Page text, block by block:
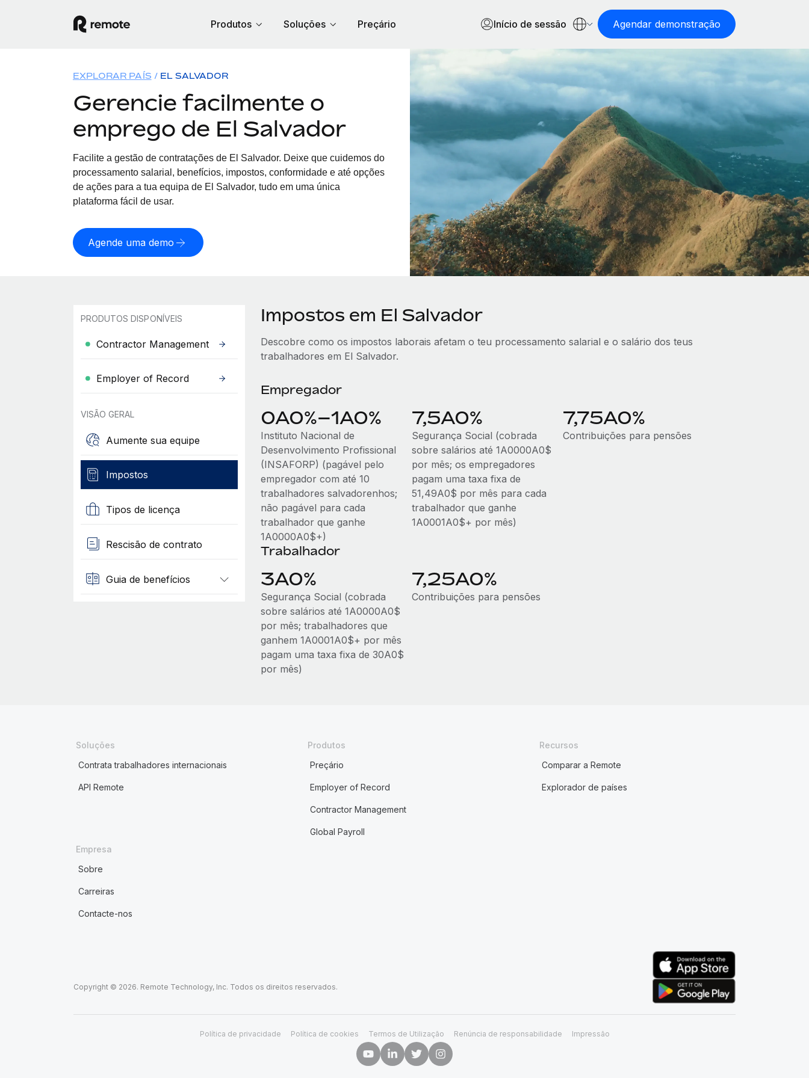
Produtos Soluções Preçário Início de sessão Agendar demonstração
EXPLORAR PAÍS EL SALVADOR
Gerencie facilmente o
emprego de El Salvador
Facilite a gestão de contratações deEl Salvador. Deixe que cuidemos do
processamento salarial, benefícios, impostos, conformidade e até opções
de ações para a tua equipa deEl Salvador, tudo em uma única
plataforma fácil de usar.
Agende uma demo
PRODUTOS DISPONÍVEIS
Contractor Management
Employer of Record
VISÃO GERAL
Aumente sua equipe
Impostos
Tipos de licença
Rescisão de contrato
Guia de benefícios
Impostos em El Salvador
Descobre como os impostos laborais afetam o teu processamento salarial e o salário dos teus
trabalhadores em El Salvador.
Empregador
0A0%–1A0%
Instituto Nacional de
Desenvolvimento Profissional
(INSAFORP) (pagável pelo
empregador com até 10
trabalhadores salvadorenhos;
não pagável para cada
trabalhador que ganhe
1A0000A0$+)
7,5A0%
Segurança Social (cobrada
sobre salários até 1A0000A0$
por mês; os empregadores
pagam uma taxa fixa de
51,49A0$ por mês para cada
trabalhador que ganhe
1A0001A0$+ por mês)
7,75A0%
Contribuições para pensões
Trabalhador
3A0%
Segurança Social (cobrada
sobre salários até 1A0000A0$
por mês; trabalhadores que
ganhem 1A0001A0$+ por mês
pagam uma taxa fixa de 30A0$
por mês)
7,25A0%
Contribuições para pensões
Soluções
Contrata trabalhadores internacionais
API Remote
Produtos
Preçário
Employer of Record
Contractor Management
Global Payroll
Recursos
Comparar a Remote
Explorador de países
Empresa
Sobre
Carreiras
Contacte-nos
Copyright © 2026. Remote Technology, Inc. Todos os direitos reservados.
Política de privacidade Política de cookies Termos de Utilização Renúncia de responsabilidade Impressão